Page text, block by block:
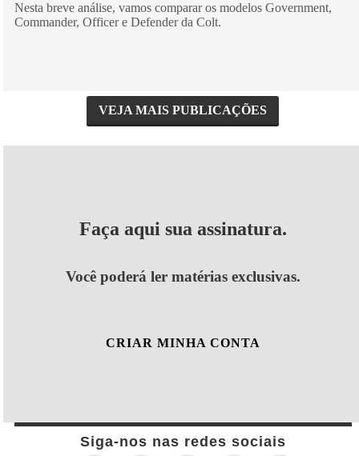
Nesta breve análise, vamos comparar os modelos Government,
Commander, Officer e Defender da Colt.
VEJA MAIS PUBLICAÇÕES
Faça aqui sua assinatura.
Você poderá ler matérias exclusivas.
CRIAR MINHA CONTA
Siga-nos nas redes sociais